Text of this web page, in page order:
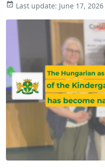
 Last update: June 17, 2026